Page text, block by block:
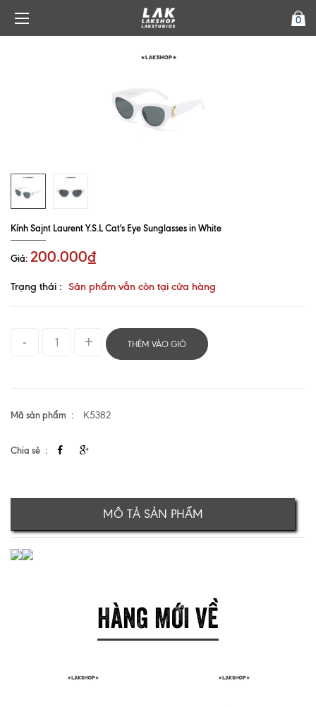
0
Kính Sajnt Laurent Y.S.L Cat's Eye Sunglasses in White
Giá: 200.000₫
Trạng thái : Sản phẩm vẫn còn tại cửa hàng
THÊM VÀO GIỎ
Mã sản phẩm K5382
Chia sẻ
MÔ TẢ SẢN PHẨM
HÀNG MỚI VỀ